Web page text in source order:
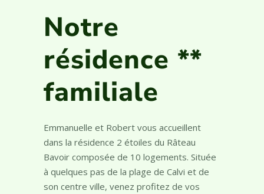
CALVI
Notre
résidence **
familiale
Emmanuelle et Robert vous accueillent
dans la résidence 2 étoiles du Râteau
Bavoir composée de 10 logements. Située